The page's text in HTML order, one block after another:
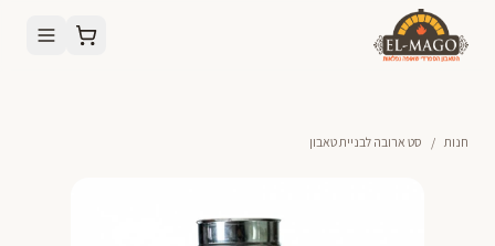
חנות / סט ארובה לבניית טאבון